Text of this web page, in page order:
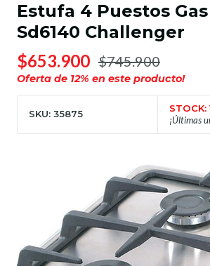
Estufa 4 Puestos
Sd6140 Challenger
$653.900 $745.900
Oferta de 12% en este producto!
SKU: 35875
STOCK:
¡Últimas